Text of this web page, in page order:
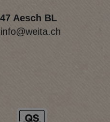
Aesch BL
info@weita.ch